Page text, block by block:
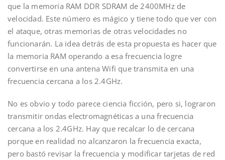
que la memoria RAM DDR SDRAM de 2400MHz de
velocidad. Este número es mágico y tiene todo que ver con
el ataque, otras memorias de otras velocidades no
funcionarán. La idea detrás de esta propuesta es hacer que
la memoria RAM operando a esa frecuencia logre
convertirse en una antena Wifi que transmita en una
frecuencia cercana a los 2.4GHz.
No es obvio y todo parece ciencia ficción, pero si, lograron
transmitir ondas electromagnéticas a una frecuencia
cercana a los 2.4GHz. Hay que recalcar lo de cercana
porque en realidad no alcanzaron la frecuencia exacta,
pero bastó revisar la frecuencia y modificar tarjetas de red